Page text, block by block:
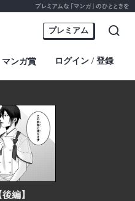
Comic Online
」のひとときを
プレミアム
マンガ賞 ログイン ・
登録
検索
編】